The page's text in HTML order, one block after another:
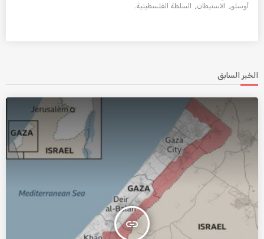
أوسلو, الاستيطان, السلطة الفلسطينية
الخبر السابق
insert_link